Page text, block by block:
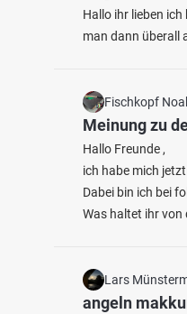
921 146
Abbaufeld
Baggersee bei 04931
Hallo ihr lieben
man dann überall
Fischkopf
Meinung zu
Hallo Freunde ,
ich habe mich
Dabei bin ich bei
Was haltet ihr von
Lars
angeln